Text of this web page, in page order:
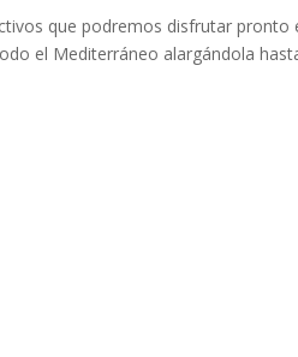
que podremos disfrutar pronto
el Mediterráneo alargándola